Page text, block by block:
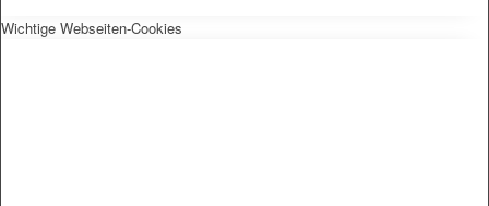
Wichtige Webseiten-Cookies